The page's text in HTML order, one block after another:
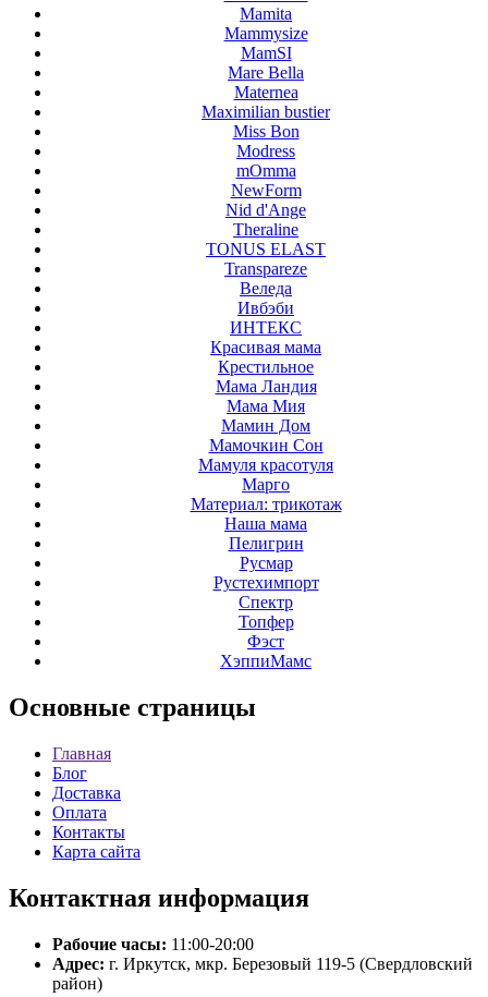
Mamita
Mammysize
MamSI
Mare Bella
Maternea
Maximilian bustier
Miss Bon
Modress
mOmma
NewForm
Nid d'Ange
Theraline
TONUS ELAST
Transpareze
Веледа
Ивбэби
ИНТЕКС
Красивая мама
Крестильное
Мама Ландия
Мама Мия
Мамин Дом
Мамочкин Сон
Мамуля красотуля
Марго
Материал: трикотаж
Наша мама
Пелигрин
Русмар
Рустехимпорт
Спектр
Топфер
Фэст
ХэппиМамс
Основные страницы
Главная
Блог
Доставка
Оплата
Контакты
Карта сайта
Контактная информация
Рабочие часы: 11:00-20:00
Адрес: г. Иркутск, мкр. Березовый 119-5 (Свердловский
район)